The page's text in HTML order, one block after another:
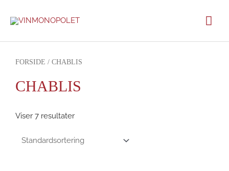
FORSIDE / CHABLIS
CHABLIS
Viser 7 resultater